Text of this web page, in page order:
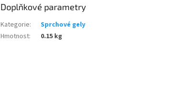
Doplňkové parametry
Kategorie:
Sprchové gely
Hmotnost: 0.15 kg